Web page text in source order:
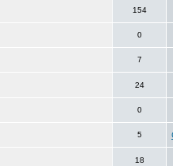
154
0
7
24
0
5
18